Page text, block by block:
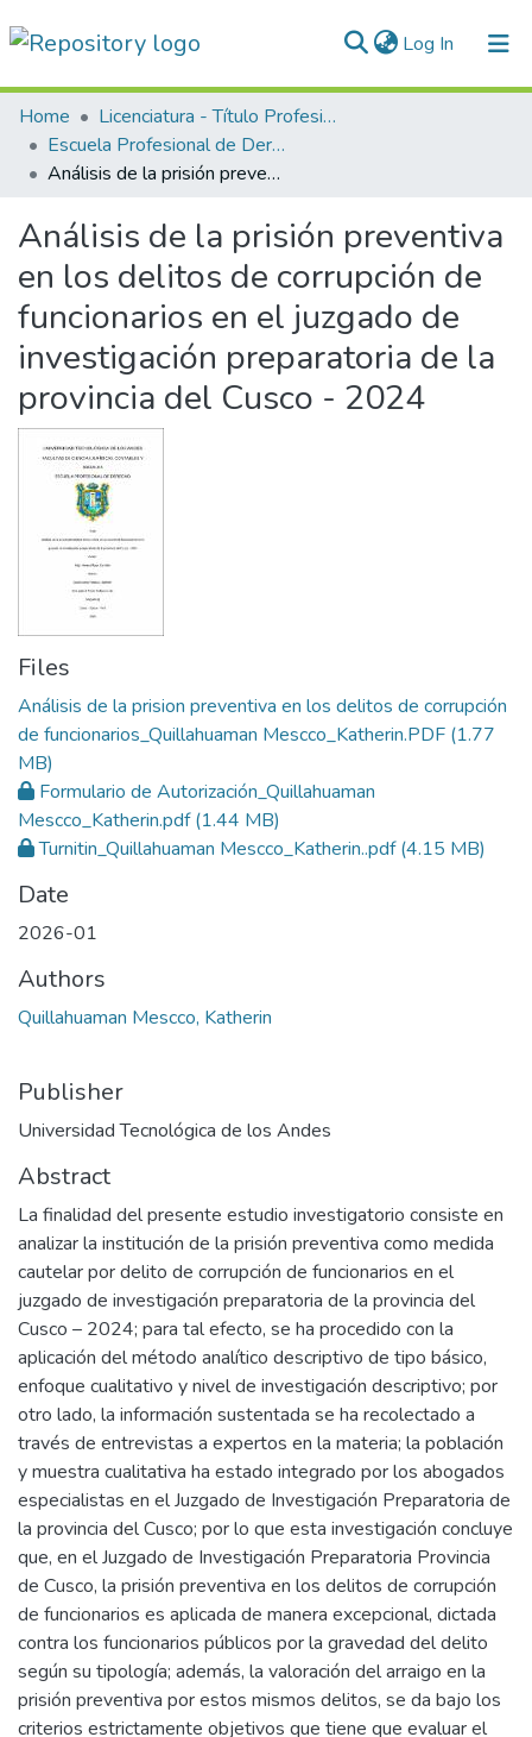
Log In (current)
Communities & Collections
All of DSpace
Normativas
Home
Licenciatura - Título Profesional
Escuela Profesional de Derecho
Análisis de la prisión preventiva en los delitos de corrupción de funcionarios en el juzgado de investigación preparatoria de la provincia del Cusco - 2024
Análisis de la prisión preventiva
en los delitos de corrupción de
funcionarios en el juzgado de
investigación preparatoria de la
provincia del Cusco - 2024
Files
Análisis de la prision preventiva en los delitos de corrupción
de funcionarios_Quillahuaman Mescco_Katherin.PDF (1.77
MB)
Formulario de Autorización_Quillahuaman
Mescco_Katherin.pdf(1.44 MB)
Turnitin_Quillahuaman Mescco_Katherin..pdf(4.15 MB)
Date
2026-01
Authors
Quillahuaman Mescco, Katherin
Publisher
Universidad Tecnológica de los Andes
Abstract
La finalidad del presente estudio investigatorio consiste en
analizar la institución de la prisión preventiva como medida
cautelar por delito de corrupción de funcionarios en el
juzgado de investigación preparatoria de la provincia del
Cusco – 2024; para tal efecto, se ha procedido con la
aplicación del método analítico descriptivo de tipo básico,
enfoque cualitativo y nivel de investigación descriptivo; por
otro lado, la información sustentada se ha recolectado a
través de entrevistas a expertos en la materia; la población
y muestra cualitativa ha estado integrado por los abogados
especialistas en el Juzgado de Investigación Preparatoria de
la provincia del Cusco; por lo que esta investigación concluye
que, en el Juzgado de Investigación Preparatoria Provincia
de Cusco, la prisión preventiva en los delitos de corrupción
de funcionarios es aplicada de manera excepcional, dictada
contra los funcionarios públicos por la gravedad del delito
según su tipología; además, la valoración del arraigo en la
prisión preventiva por estos mismos delitos, se da bajo los
criterios estrictamente objetivos que tiene que evaluar el